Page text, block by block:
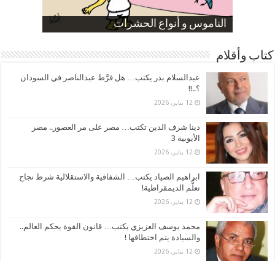
الناموس و أنواع الحشرات
الموظفين بعد ارتفاع الأسعار
ارتفاع نسبة الطلاق في مصر
صورة كاركاتيرية
صورة كاركاتيرية
كتاب وأقلام
عبدالسلام بدر يكتب… هل فرَّط عبدالناصر في السودان
؟..!!
12 يناير، 2026
دينا شرف الدين تكتب… مصر على مر العصور.. مصر
الأيوبية 3
12 يناير، 2026
ابراهيم الصياد يكتب… الشفافية والاستقلالية شرط نجاح
تعلُّم الديمقراطية!
12 يناير، 2026
محمد يوسف العزيزي يكتب… قانون القوة يحكم العالم..
والسيادة يتم اختطافها !
12 يناير، 2026